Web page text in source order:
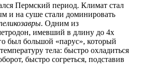
Пермский период. Климат стал
и на суше стали доминировать
. Одним из
имевший в длину до 4х
был большой «парус», который
тела: быстро охладиться
быстро согреться, подставив